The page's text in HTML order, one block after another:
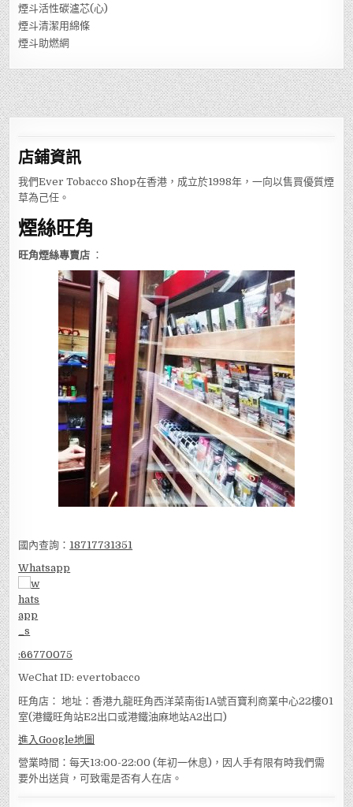
煙斗活性碳瀘芯(心)
煙斗清潔用綿條
煙斗助燃網
店鋪資訊
我們Ever Tobacco Shop在香港，成立於1998年，一向以售買優質煙
草為己任。
煙絲旺角
旺角煙絲專賣店 ：
國內查詢： 18717731351
Whatsapp
:66770075
WeChat ID: evertobacco
旺角店： 地址：香港九龍旺角西洋菜南街1A號百寶利商業中心22樓01
室(港鐵旺角站E2出口或港鐵油麻地站A2出口)
進入Google地圖
營業時間：每天13:00-22:00 (年初一休息)，因人手有限有時我們需
要外出送貨，可致電是否有人在店。